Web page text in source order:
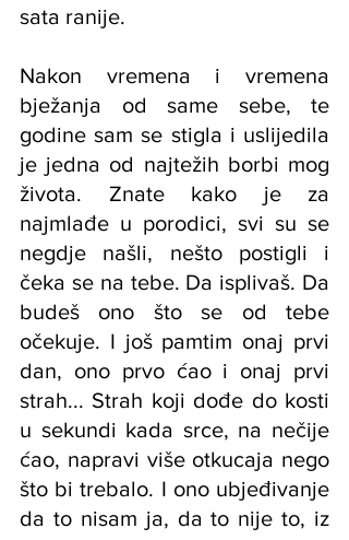
sata ranije.
Nakon vremena i vremena
bježanja od same sebe, te
godine sam se stigla i uslijedila
je jedna od najtežih borbi mog
života. Znate kako je za
najmlađe u porodici, svi su se
negdje našli, nešto postigli i
čeka se na tebe. Da isplivaš. Da
budeš ono što se od tebe
očekuje. I još pamtim onaj prvi
dan, ono prvo ćao i onaj prvi
strah... Strah koji dođe do kosti
u sekundi kada srce, na nečije
ćao, napravi više otkucaja nego
što bi trebalo. I ono ubjeđivanje
da to nisam ja, da to nije to, iz